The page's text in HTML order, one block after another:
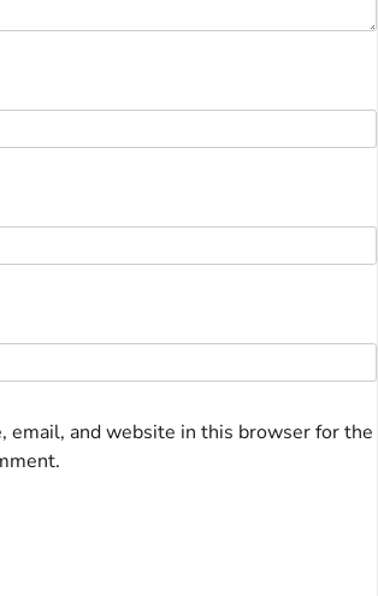
email, and website in this browser for the